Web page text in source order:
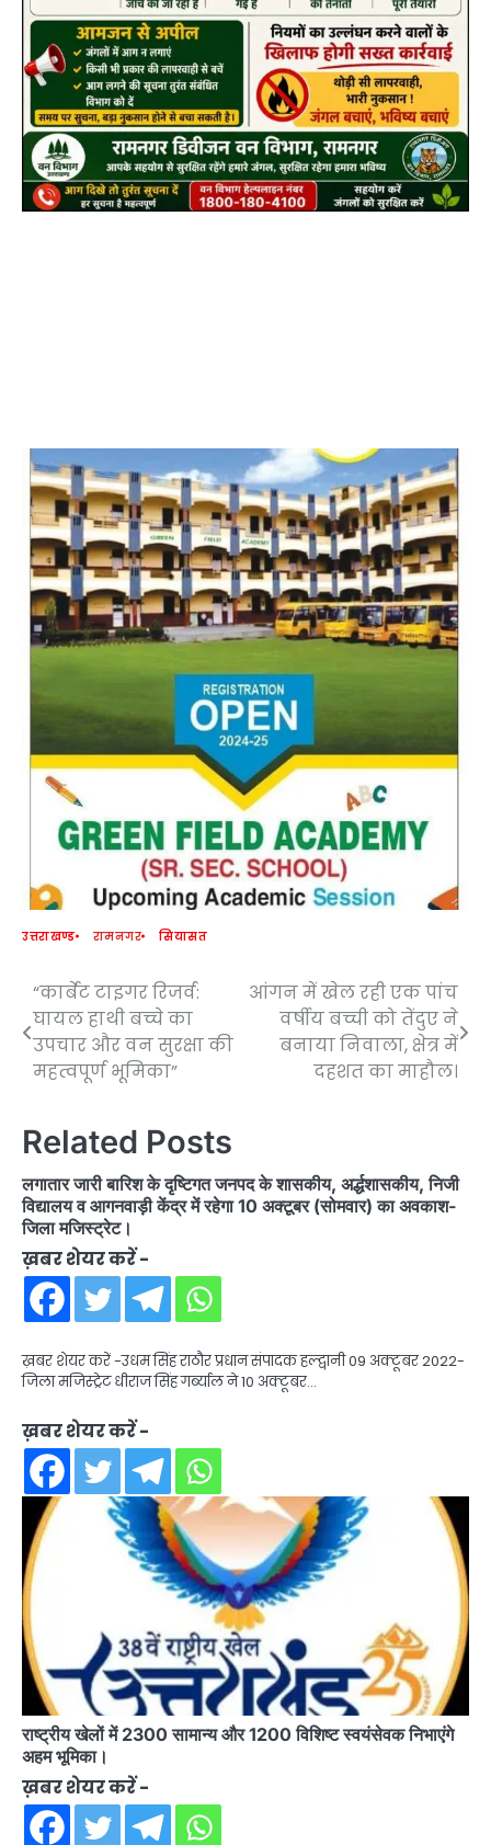
उत्तराखण्ड रामनगर सियासत
Post
navigation
“कार्बेट टाइगर रिजर्व:
घायल हाथी बच्चे का
उपचार और वन सुरक्षा की
महत्वपूर्ण भूमिका”
आंगन में खेल रही एक पांच
वर्षीय बच्ची को तेंदुए ने
बनाया निवाला, क्षेत्र में
दहशत का माहौल।
Related Posts
लगातार जारी बारिश के दृष्टिगत जनपद के शासकीय, अर्द्धशासकीय, निजी
विद्यालय व आगनवाड़ी केंद्र में रहेगा 10 अक्टूबर (सोमवार) का अवकाश-
जिला मजिस्ट्रेट।
ख़बर शेयर करें -
ख़बर शेयर करें -उधम सिंह राठौर प्रधान संपादक हल्द्वानी 09 अक्टूबर 2022-
जिला मजिस्ट्रेट धीराज सिंह गर्ब्याल ने 10 अक्टूबर…
ख़बर शेयर करें -
राष्ट्रीय खेलों में 2300 सामान्य और 1200 विशिष्ट स्वयंसेवक निभाएंगे
अहम भूमिका।
ख़बर शेयर करें -